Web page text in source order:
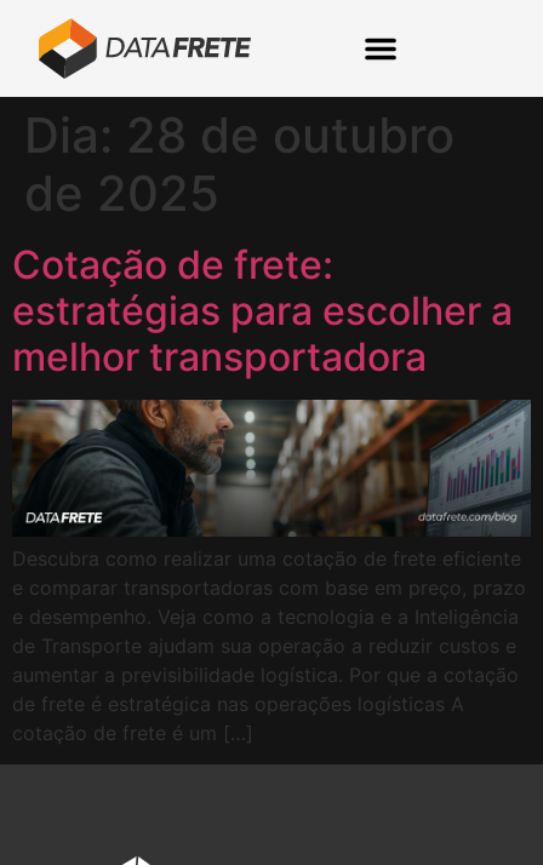
Dia: 28 de outubro
de 2025
Cotação de frete:
estratégias para escolher a
melhor transportadora
Descubra como realizar uma cotação de frete eficiente
e comparar transportadoras com base em preço, prazo
e desempenho. Veja como a tecnologia e a Inteligência
de Transporte ajudam sua operação a reduzir custos e
aumentar a previsibilidade logística. Por que a cotação
de frete é estratégica nas operações logísticas A
cotação de frete é um […]